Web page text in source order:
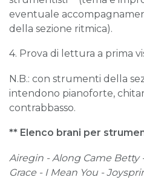
eventuale
della sezione ritmica).
4. Prova di lettura a prima
N.B.: con strumenti della
intendono pianoforte,
contrabbasso.
** Elenco brani per
Airegin - Along Came Betty
Grace - I Mean You -